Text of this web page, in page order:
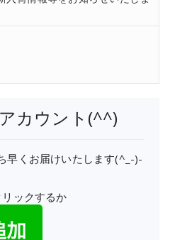
カウント(^^)
早くお届けいたします(^_-)-
ックするか